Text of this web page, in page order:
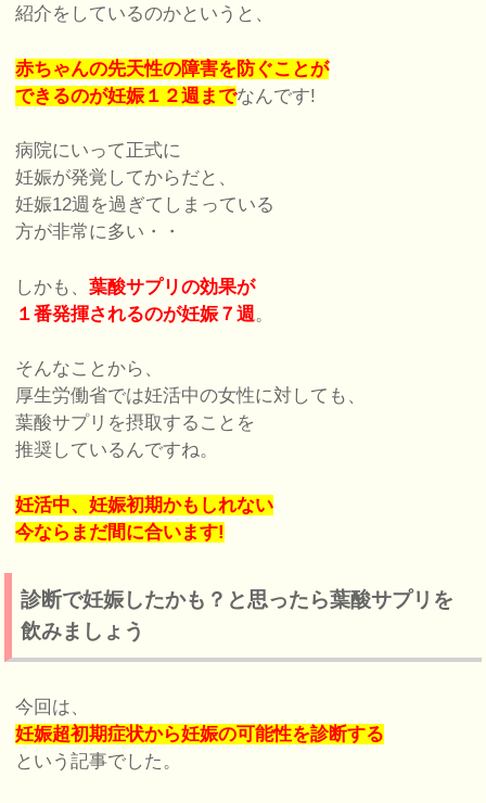
紹介をしているのかというと、
赤ちゃんの先天性の障害を防ぐことが
できるのが妊娠１２週までなんです!
病院にいって正式に
妊娠が発覚してからだと、
妊娠12週を過ぎてしまっている
方が非常に多い・・
しかも、葉酸サプリの効果が
１番発揮されるのが妊娠７週。
そんなことから、
厚生労働省では妊活中の女性に対しても、
葉酸サプリを摂取することを
推奨しているんですね。
妊活中、妊娠初期かもしれない
今ならまだ間に合います!
診断で妊娠したかも？と思ったら葉酸サプリを
飲みましょう
今回は、
妊娠超初期症状から妊娠の可能性を診断する
という記事でした。